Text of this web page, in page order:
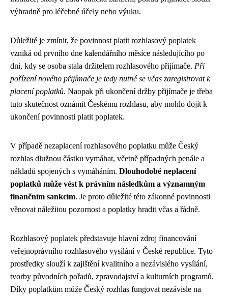
výhradně pro léčebné účely nebo výuku.
Důležité je zmínit, že povinnost platit rozhlasový poplatek
vzniká od prvního dne kalendářního měsíce následujícího po
dni, kdy se osoba stala držitelem rozhlasového přijímače. Při
pořízení nového přijímače je tedy nutné se včas zaregistrovat k
placení poplatků. Naopak při ukončení držby přijímače je třeba
tuto skutečnost oznámit Českému rozhlasu, aby mohlo dojít k
ukončení povinnosti platit poplatek.
V případě nezaplacení rozhlasového poplatku může Český
rozhlas dlužnou částku vymáhat, včetně případných penále a
nákladů spojených s vymáháním. Dlouhodobé neplacení
poplatků může vést k právním následkům a významným
finančním sankcím. Je proto důležité této zákonné povinnosti
věnovat náležitou pozornost a poplatky hradit včas a řádně.
Rozhlasový poplatek představuje hlavní zdroj financování
veřejnoprávního rozhlasového vysílání v České republice. Tyto
prostředky slouží k zajištění kvalitního a nezávislého vysílání,
tvorby původních pořadů, zpravodajství a kulturních programů.
Díky poplatkům může Český rozhlas fungovat nezávisle na